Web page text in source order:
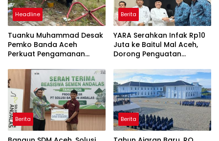
Headline
Tuanku Muhammad Desak
Pemko Banda Aceh
Perkuat Pengamanan
Berita
YARA Serahkan Infak Rp10
Juta ke Baitul Mal Aceh,
Dorong Penguatan
Amanah
Berita Berita